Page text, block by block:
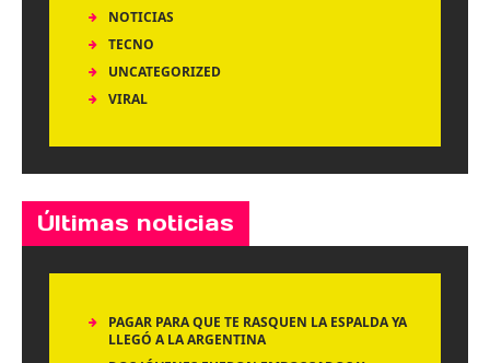
NOTICIAS
TECNO
UNCATEGORIZED
VIRAL
Últimas noticias
PAGAR PARA QUE TE RASQUEN LA ESPALDA YA
LLEGÓ A LA ARGENTINA